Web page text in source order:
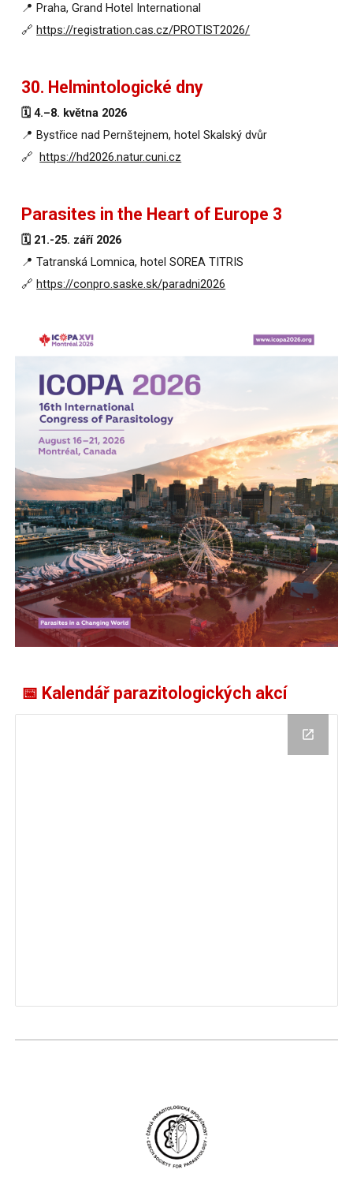
📍 Praha, Grand Hotel International
🔗https://registration.cas.cz/PROTIST2026/
30. Helmintologické dny
🗓️ 4.–8. května 2026
📍 Bystřice nad Pernštejnem,hotel Skalský dvůr
🔗 https://hd2026.natur.cuni.cz
Parasites in the Heart of Europe 3
🗓️ 21.-25. září 2026
📍Tatranská Lomnica,hotel SOREA TITRIS
🔗https://conpro.saske.sk/paradni2026
📅 Kalendář parazitologických akcí